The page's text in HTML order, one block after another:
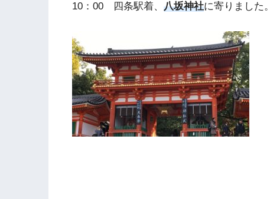
10：00 四条駅着、 八坂神社に寄りました